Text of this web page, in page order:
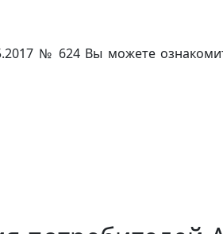
№ 624 Вы можете